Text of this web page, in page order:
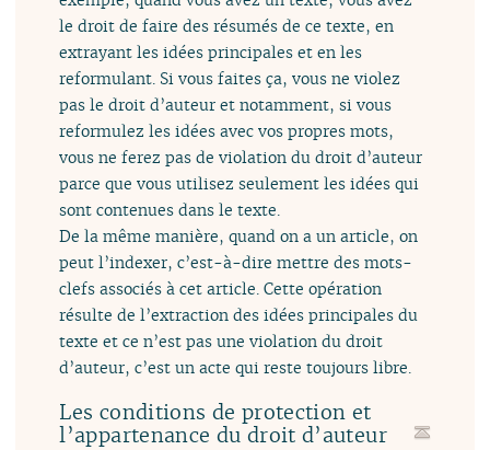
le droit de faire des résumés de ce texte, en
extrayant les idées principales et en les
reformulant. Si vous faites ça, vous ne violez
pas le droit d’auteur et notamment, si vous
reformulez les idées avec vos propres mots,
vous ne ferez pas de violation du droit d’auteur
parce que vous utilisez seulement les idées qui
sont contenues dans le texte.
De la même manière, quand on a un article, on
peut l’indexer, c’est-à-dire mettre des mots-
clefs associés à cet article. Cette opération
résulte de l’extraction des idées principales du
texte et ce n’est pas une violation du droit
d’auteur, c’est un acte qui reste toujours libre.
Les conditions de protection et
l’appartenance du droit d’auteur